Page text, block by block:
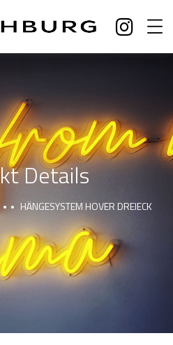
Details
HÄNGESYSTEM HOVER DREIECK